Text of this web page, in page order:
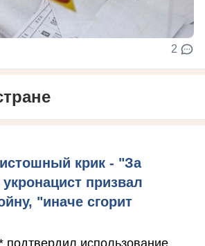
2
крик - "За
призвал
"иначе сгорит